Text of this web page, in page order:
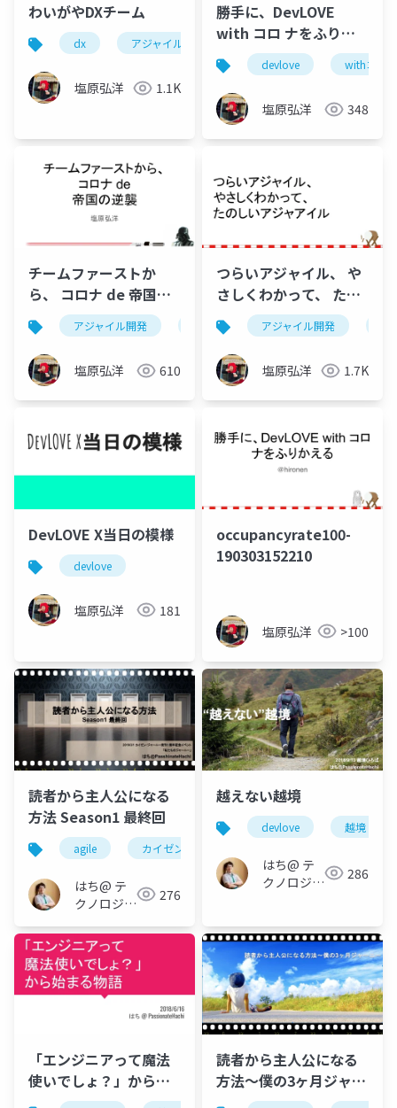
わいがやDXチーム
dx アジャイル開発 devlove ノーコード
塩原弘洋 1.1K
勝手に、DevLOVE
with コロ ナをふりか
える
devlove withコロナ
塩原弘洋 348
チームファーストか
ら、 コロナ de 帝国の
逆襲
アジャイル開発 devlove
塩原弘洋 610
つらいアジャイル、 や
さしくわかって、 たの
しいアジャアイル
アジャイル開発
塩原弘洋 1.7K
DevLOVE X当日の模様
devlove
塩原弘洋 181
occupancyrate100-
190303152210
塩原弘洋 >100
読者から主人公になる
方法 Season1 最終回
agile カイゼン・ジャーニー
はち@ テ
クノロジー
「Newbee」
276
越えない越境
devlove 越境
はち@ テ
クノロジー
286
「エンジニアって魔法
使いでしょ？」から始
まる物語
読者から主人公になる
方法〜僕の3ヶ月ジャー
ニー